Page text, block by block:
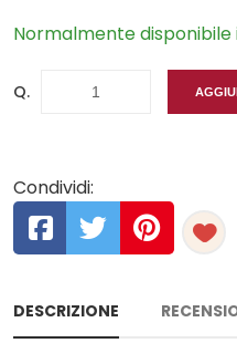
Normalmente disponibile
Q.
Condividi:
DESCRIZIONE